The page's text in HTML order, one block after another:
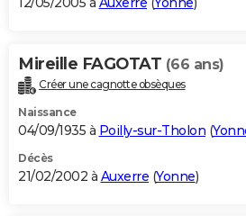
Mireille FAGOTAT (66 ans)
Créer une cagnotte obsèques
Naissance
04/09/1935 à Poilly-sur-Tholon (
Décès
21/02/2002 à Auxerre (Yonne)